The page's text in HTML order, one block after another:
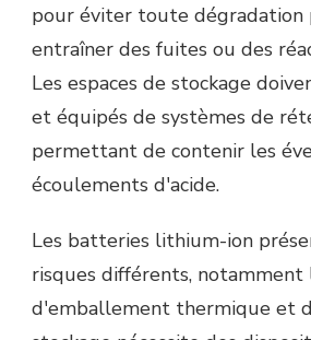
pour éviter toute dégradation
entraîner des fuites ou des
Les espaces de stockage
et équipés de systèmes de
permettant de contenir les
écoulements d'acide.
Les batteries lithium-ion
risques différents, notamment
d'emballement thermique et